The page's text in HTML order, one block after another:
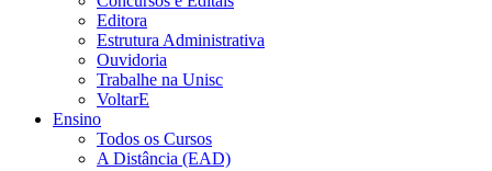
Editora
Estrutura Administrativa
Ouvidoria
Trabalhe na Unisc
VoltarE
Ensino
Todos os Cursos
A Distância (EAD)